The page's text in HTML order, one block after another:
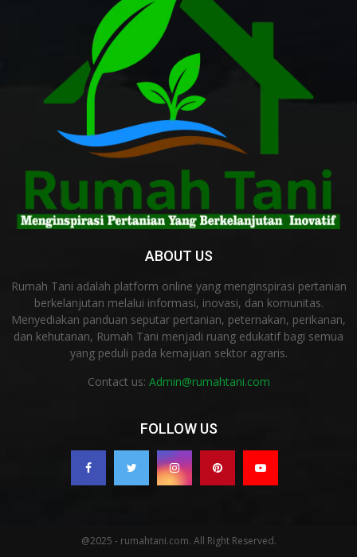
ABOUT US
Rumah Tani adalah platform online yang menginspirasi pertanian
berkelanjutan melalui informasi, inovasi, dan komunitas.
Menyediakan panduan seputar pertanian, peternakan, perikanan,
dan kehutanan, Rumah Tani menjadi ruang edukatif bagi semua
yang peduli pada kemajuan sektor agraris.
Contact us: Admin@rumahtani.com
FOLLOW US
@2025 - rumahtani.com. All Right Reserved.